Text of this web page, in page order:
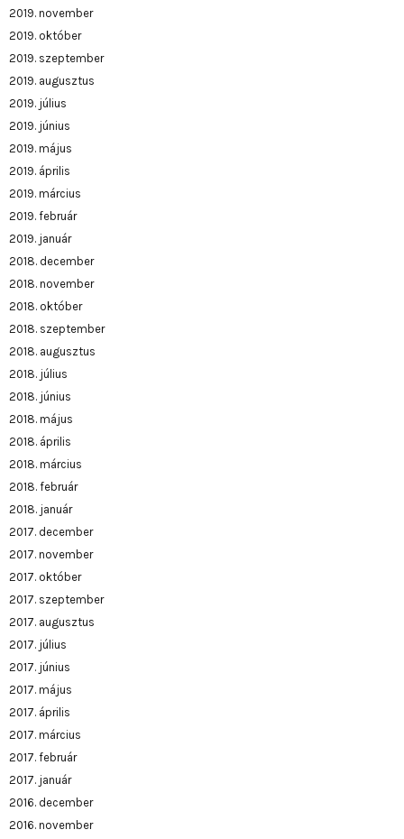
2019. november
2019. október
2019. szeptember
2019. augusztus
2019. július
2019. június
2019. május
2019. április
2019. március
2019. február
2019. január
2018. december
2018. november
2018. október
2018. szeptember
2018. augusztus
2018. július
2018. június
2018. május
2018. április
2018. március
2018. február
2018. január
2017. december
2017. november
2017. október
2017. szeptember
2017. augusztus
2017. július
2017. június
2017. május
2017. április
2017. március
2017. február
2017. január
2016. december
2016. november